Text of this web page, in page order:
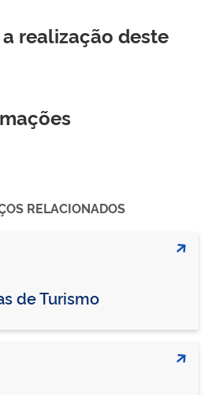
realização deste
RELACIONADOS
de Turismo